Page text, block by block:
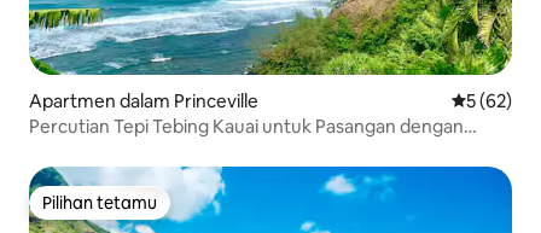
Apartmen dalam Princeville Penarafan
5 (62)
Percutian Tepi Tebing Kauai untuk Pasangan dengan
Pilihan tetamu
Pilihan tetamu